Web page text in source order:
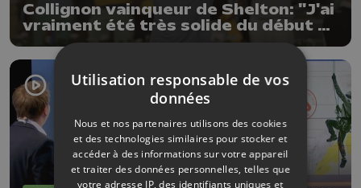
Collignon vainqueur de Shelton: "J'ai
vraiment été très solide du début à
la fin"
Utilisation responsable de vos
données
Nous et nos partenaires utilisons des cookies
et des technologies similaires pour stocker et
accéder à des informations sur votre appareil
et traiter des données personnelles, telles que
votre adresse IP, des identifiants uniques et